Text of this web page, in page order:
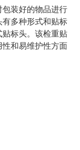
装好的物品进行
多种形式和贴标
标头。该检重贴
和易维护性方面